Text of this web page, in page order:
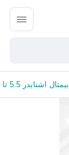
بیمتال اشنایدر 5.5 تا 8 آمپر مدل LRD12